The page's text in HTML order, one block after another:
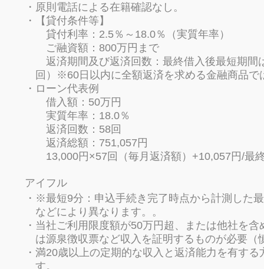
原則電話による在籍確認なし。
【貸付条件等】
貸付利率：2.5％～18.0％（実質年率）
ご融資額：800万円まで
返済期間及び返済回数：最終借入後最短期間
回）※60日以内に全額返済を求める金融商品で
ローン代表例
借入額：50万円
実質年率：18.0％
返済回数：58回
返済総額：751,057円
13,000円×57回（毎月返済額）+10,057円/最
アイフル
※最短9分：申込手続き完了時点から計測した
などにより異なります。。
当社ご利用限度額が50万円超、または他社を
は源泉徴収票など収入を証明するものが必要（
満20歳以上の定期的な収入と返済能力を有す
す。